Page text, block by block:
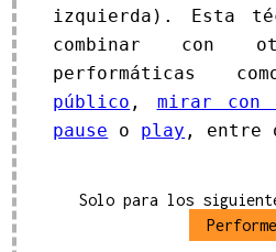
izquierda). Esta
combinar con
performáticas
público , mirar con
pause o play , entre
Solo para los